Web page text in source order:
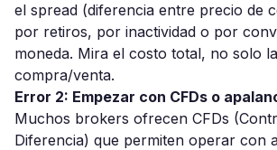
el spread (diferencia entre precio de
por retiros, por inactividad o por
moneda. Mira el costo total, no solo
compra/venta.
Error 2: Empezar con CFDs o
Muchos brokers ofrecen CFDs
Diferencia) que permiten operar con